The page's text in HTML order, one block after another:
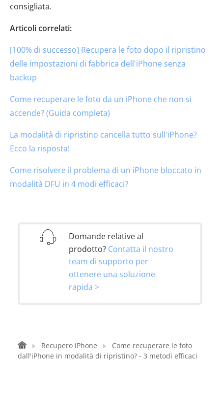
consigliata.
Articoli correlati:
[100% di successo] Recupera le foto dopo il ripristino
delle impostazioni di fabbrica dell'iPhone senza
backup
Come recuperare le foto da un iPhone che non si
accende? (Guida completa)
La modalità di ripristino cancella tutto sull'iPhone?
Ecco la risposta!
Come risolvere il problema di un iPhone bloccato in
modalità DFU in 4 modi efficaci?
Domande relative al
prodotto? Contatta il nostro
team di supporto per
ottenere una soluzione
rapida >
Recupero iPhone
Come recuperare le foto
dall'iPhone in modalità di ripristino? - 3 metodi efficaci